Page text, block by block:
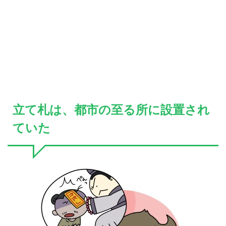
立て札は、都市の至る所に設置され
ていた